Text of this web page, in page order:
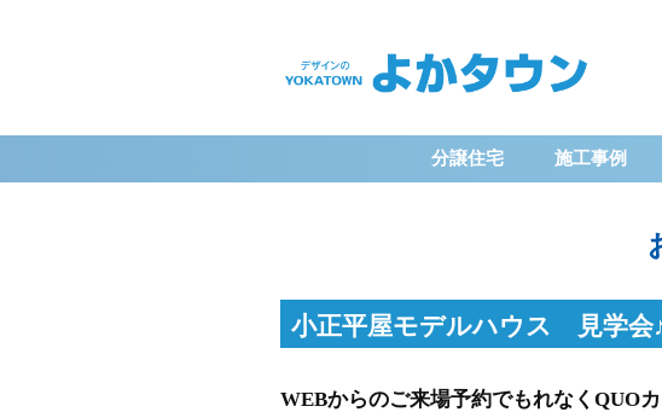
よ
か
ン
分譲住宅 施工事例
小正平屋モデルハウス 見学会
WEBからのご来場予約でもれなくQUO